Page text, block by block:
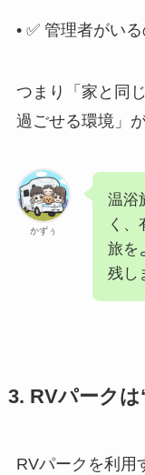
• ✅ 管理者がい
つまり「家と同
過ごせる環境」
かずぅ
温浴
く、
旅を
残し
3. RVパークは
RVパークを利用